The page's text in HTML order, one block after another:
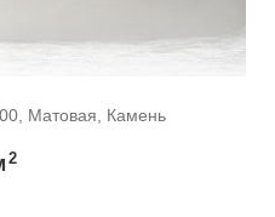
Матовая, Камень
2